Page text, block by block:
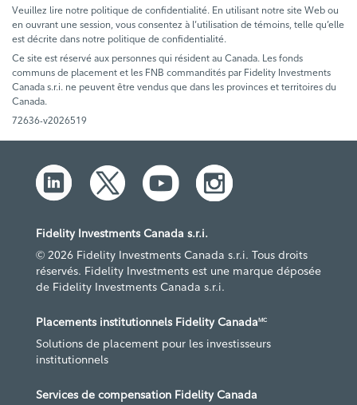
Veuillez lire notre politique de confidentialité. En utilisant notre site Web ou
en ouvrant une session, vous consentez à l’utilisation de témoins, telle qu’elle
est décrite dans notre politique de confidentialité.
Ce site est réservé aux personnes qui résident au Canada. Les fonds
communs de placement et les FNB commandités par Fidelity Investments
Canada s.r.i. ne peuvent être vendus que dans les provinces et territoires du
Canada.
72636-v2026519
Fidelity Investments Canada s.r.i.
© 2026 Fidelity Investments Canada s.r.i. Tous droits
réservés. Fidelity Investments est une marque déposée
de Fidelity Investments Canada s.r.i.
Placements institutionnels Fidelity CanadaMC
Solutions de placement pour les investisseurs
institutionnels
Services de compensation Fidelity Canada